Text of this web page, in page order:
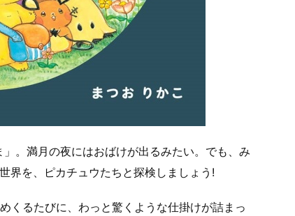
。満月の夜にはおばけが出るみたい。でも、み
界を、ピカチュウたちと探検しましょう!
くるたびに、わっと驚くような仕掛けが詰まっ